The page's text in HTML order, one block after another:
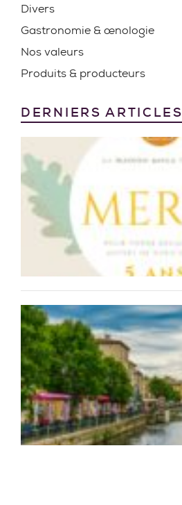
Divers
Gastronomie & œnologie
Nos valeurs
Produits & producteurs
DERNIERS ARTICLES